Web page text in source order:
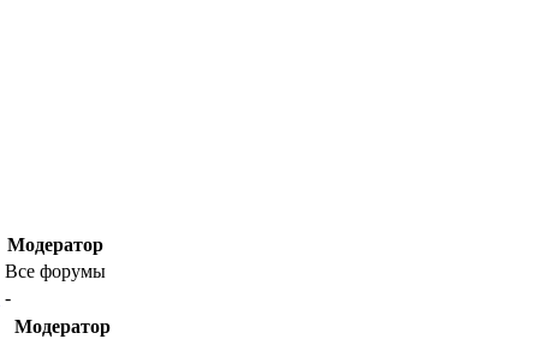
Модератор
Все форумы
-
Модератор